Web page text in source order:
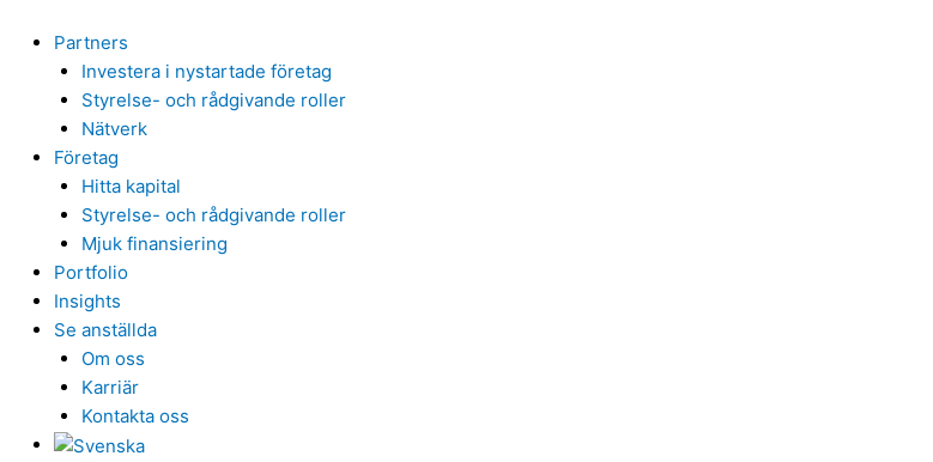
innehåll
Partners
Investera i nystartade företag
Styrelse- och rådgivande roller
Nätverk
Företag
Hitta kapital
Styrelse- och rådgivande roller
Mjuk finansiering
Portfolio
Insights
Se anställda
Om oss
Karriär
Kontakta oss